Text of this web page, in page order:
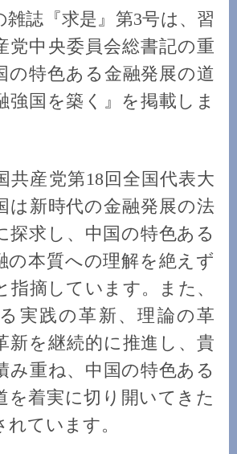
雑誌『求是』第3号は、習
党中央委員会総書記の重
の特色ある金融発展の道
強国を築く』を掲載しま
共産党第18回全国代表大
は新時代の金融発展の法
探求し、中国の特色ある
の本質への理解を絶えず
指摘しています。また、
実践の革新、理論の革
新を継続的に推進し、貴
み重ね、中国の特色ある
を着実に切り開いてきた
ています。